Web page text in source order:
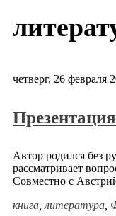
четверг, 26 февраля
Автор родился без
рассматривает
Совместно с
книга литература